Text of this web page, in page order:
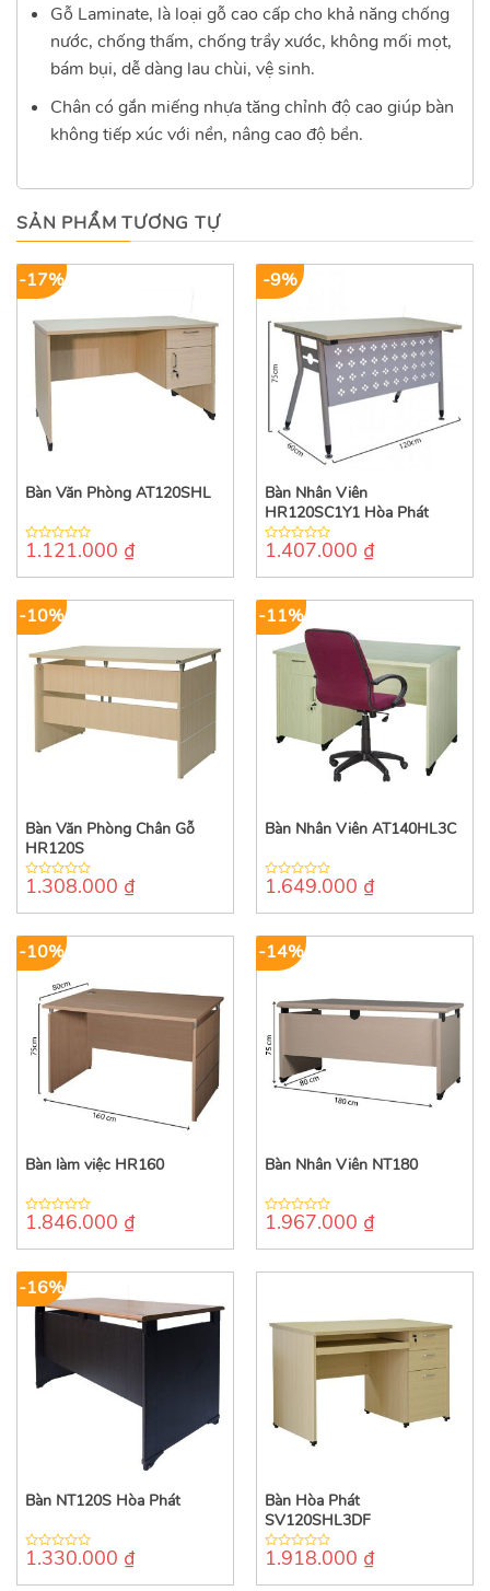
Gỗ Laminate, là loại gỗ cao cấp cho khả năng chống
nước, chống thấm, chống trầy xước, không mối mọt,
bám bụi, dễ dàng lau chùi, vệ sinh.
Chân có gắn miếng nhựa tăng chỉnh độ cao giúp bàn
không tiếp xúc với nền, nâng cao độ bền.
SẢN PHẨM TƯƠNG TỰ
-17%
Bàn Văn Phòng AT120SHL
0
of
1.121.000 ₫
-9%
Bàn Nhân Viên
HR120SC1Y1 Hòa Phát
0
of
1.407.000 ₫
-10%
Bàn Văn Phòng Chân Gỗ
HR120S
0
of
1.308.000 ₫
-11%
Bàn Nhân Viên AT140HL3C
0
of
1.649.000 ₫
-10%
Bàn làm việc HR160
0
of
1.846.000 ₫
-14%
Bàn Nhân Viên NT180
0
of
1.967.000 ₫
-16%
Bàn NT120S Hòa Phát
0
of
1.330.000 ₫
Bàn Hòa Phát
SV120SHL3DF
0
of
1.918.000 ₫